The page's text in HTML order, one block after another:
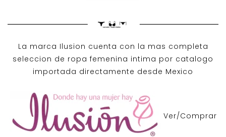
La marca Ilusion cuenta con la mas completa
seleccion de ropa femenina intima por catalogo
importada directamente desde Mexico
Ver/Comprar